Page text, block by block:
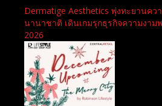
Dermatige Aesthetics พุ่งทะยานคว
นานาชาติ เดินเกมรุกธุรกิจความงา
2026